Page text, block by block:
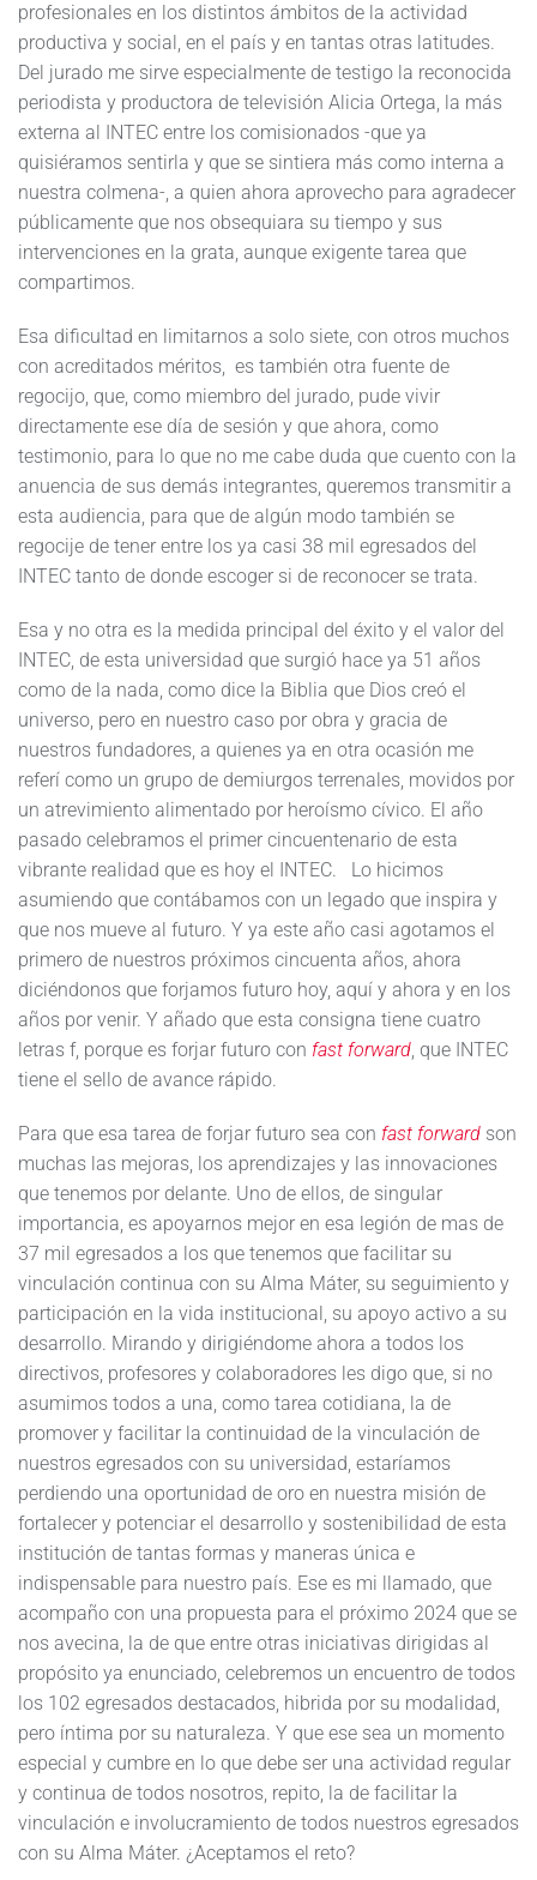
profesionales en los distintos ámbitos de la actividad
productiva y social, en el país y en tantas otras latitudes.
Del jurado me sirve especialmente de testigo la reconocida
periodista y productora de televisión Alicia Ortega, la más
externa al INTEC entre los comisionados -que ya
quisiéramos sentirla y que se sintiera más como interna a
nuestra colmena-, a quien ahora aprovecho para agradecer
públicamente que nos obsequiara su tiempo y sus
intervenciones en la grata, aunque exigente tarea que
compartimos.
Esa dificultad en limitarnos a solo siete, con otros muchos
con acreditados méritos, es también otra fuente de
regocijo, que, como miembro del jurado, pude vivir
directamente ese día de sesión y que ahora, como
testimonio, para lo que no me cabe duda que cuento con la
anuencia de sus demás integrantes, queremos transmitir a
esta audiencia, para que de algún modo también se
regocije de tener entre los ya casi 38 mil egresados del
INTEC tanto de donde escoger si de reconocer se trata.
Esa y no otra es la medida principal del éxito y el valor del
INTEC, de esta universidad que surgió hace ya 51 años
como de la nada, como dice la Biblia que Dios creó el
universo, pero en nuestro caso por obra y gracia de
nuestros fundadores, a quienes ya en otra ocasión me
referí como un grupo de demiurgos terrenales, movidos por
un atrevimiento alimentado por heroísmo cívico. El año
pasado celebramos el primer cincuentenario de esta
vibrante realidad que es hoy el INTEC. Lo hicimos
asumiendo que contábamos con un legado que inspira y
que nos mueve al futuro. Y ya este año casi agotamos el
primero de nuestros próximos cincuenta años, ahora
diciéndonos que forjamos futuro hoy, aquí y ahora y en los
años por venir. Y añado que esta consigna tiene cuatro
letras f, porque es forjar futuro con fast forward, que INTEC
tiene el sello de avance rápido.
Para que esa tarea de forjar futuro sea con fast forward son
muchas las mejoras, los aprendizajes y las innovaciones
que tenemos por delante. Uno de ellos, de singular
importancia, es apoyarnos mejor en esa legión de mas de
37 mil egresados a los que tenemos que facilitar su
vinculación continua con su Alma Máter, su seguimiento y
participación en la vida institucional, su apoyo activo a su
desarrollo. Mirando y dirigiéndome ahora a todos los
directivos, profesores y colaboradores les digo que, si no
asumimos todos a una, como tarea cotidiana, la de
promover y facilitar la continuidad de la vinculación de
nuestros egresados con su universidad, estaríamos
perdiendo una oportunidad de oro en nuestra misión de
fortalecer y potenciar el desarrollo y sostenibilidad de esta
institución de tantas formas y maneras única e
indispensable para nuestro país. Ese es mi llamado, que
acompaño con una propuesta para el próximo 2024 que se
nos avecina, la de que entre otras iniciativas dirigidas al
propósito ya enunciado, celebremos un encuentro de todos
los 102 egresados destacados, hibrida por su modalidad,
pero íntima por su naturaleza. Y que ese sea un momento
especial y cumbre en lo que debe ser una actividad regular
y continua de todos nosotros, repito, la de facilitar la
vinculación e involucramiento de todos nuestros egresados
con su Alma Máter. ¿Aceptamos el reto?